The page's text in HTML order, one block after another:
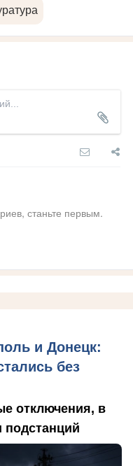
станьте первым.
и Донецк:
без
отключения, в
подстанций